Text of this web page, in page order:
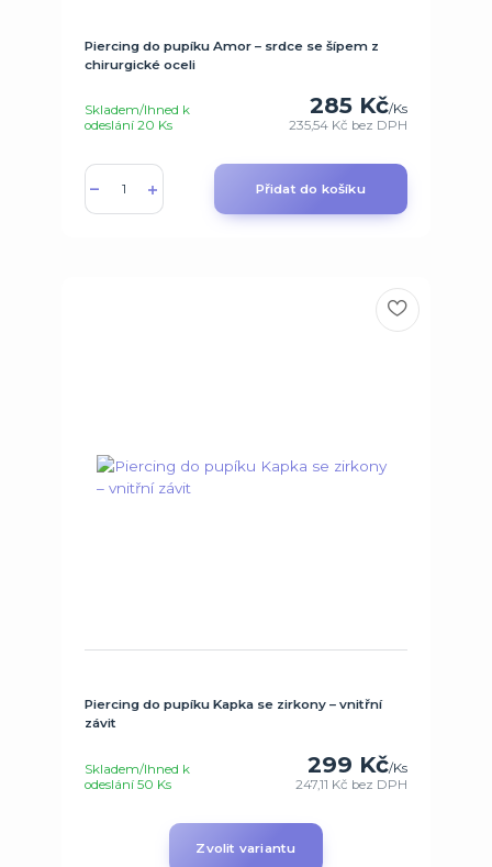
Piercing do pupíku Amor – srdce se šípem z
chirurgické oceli
285 Kč/Ks
235,54 Kč bez DPH
Skladem/Ihned k
odeslání 20 Ks
Přidat do košíku
Piercing do pupíku Kapka se zirkony – vnitřní
závit
299 Kč/Ks
247,11 Kč bez DPH
Skladem/Ihned k
odeslání 50 Ks
Zvolit variantu